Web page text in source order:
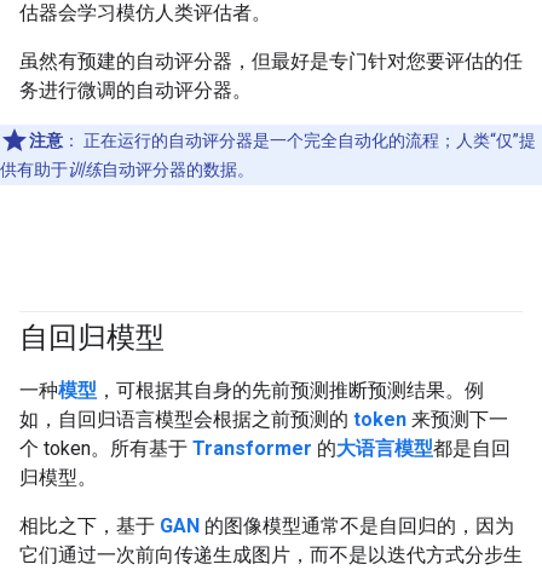
估器会学习模仿人类评估者。
虽然有预建的自动评分器，但最好是专门针对您要评估的任
务进行微调的自动评分器。
注意 ：
正在运行的自动评分器是一个完全自动化的流程；人类“仅”提
供有助于训练自动评分器的数据。
自回归模型
一种模型 ，可根据其自身的先前预测推断预测结果。例
如，自回归语言模型会根据之前预测的 token 来预测下一
个 token。所有基于 Transformer 的大语言模型都是自回
归模型。
相比之下，基于 GAN 的图像模型通常不是自回归的，因为
它们通过一次前向传递生成图片，而不是以迭代方式分步生